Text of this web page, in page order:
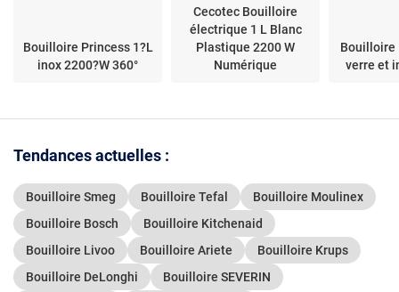
Bouilloire Princess 1?L
inox 2200?W 360°
Cecotec Bouilloire
électrique 1 L Blanc
Plastique 2200 W
Numérique
Bouilloire
verre et
Tendances actuelles :
Bouilloire Smeg Bouilloire Tefal
Bouilloire Moulinex
Bouilloire Bosch
Bouilloire Kitchenaid
Bouilloire Livoo
Bouilloire Ariete
Bouilloire Krups
Bouilloire DeLonghi
Bouilloire SEVERIN